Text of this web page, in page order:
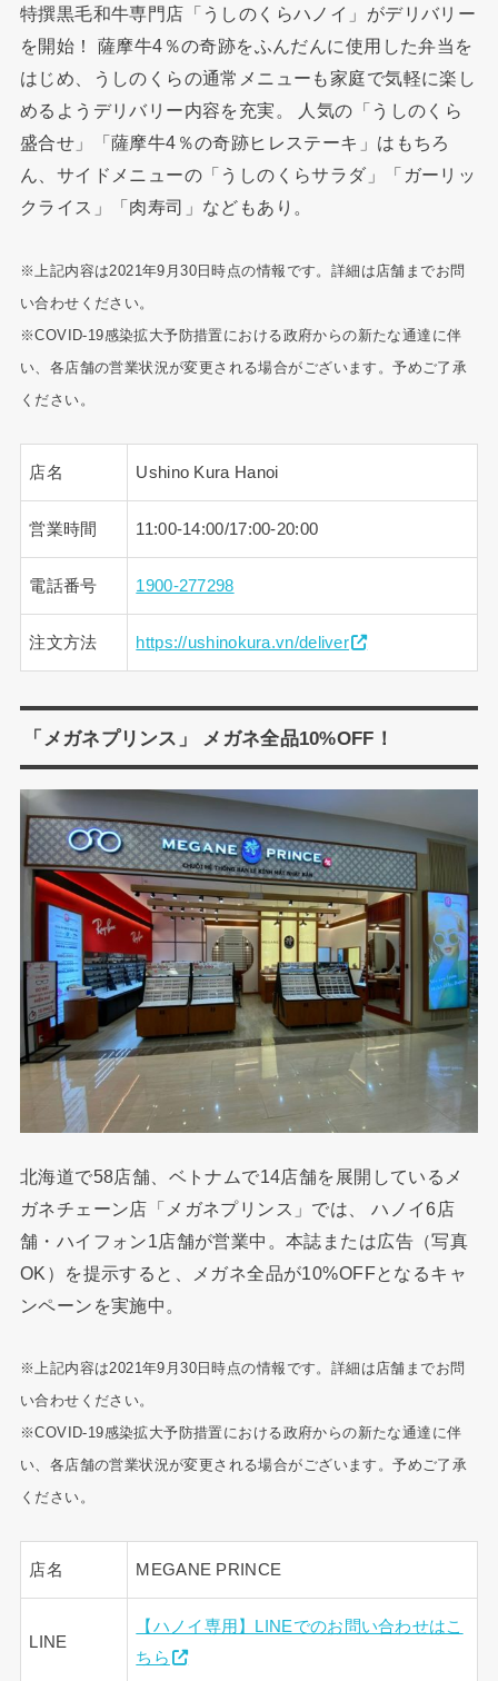
特撰黒毛和牛専門店「うしのくらハノイ」がデリバリー
を開始！ 薩摩牛4％の奇跡をふんだんに使用した弁当を
はじめ、うしのくらの通常メニューも家庭で気軽に楽し
めるようデリバリー内容を充実。 人気の「うしのくら
盛合せ」「薩摩牛4％の奇跡ヒレステーキ」はもちろ
ん、サイドメニューの「うしのくらサラダ」「ガーリッ
クライス」「肉寿司」などもあり。
※上記内容は2021年9月30日時点の情報です。詳細は店舗までお問
い合わせください。
※COVID-19感染拡大予防措置における政府からの新たな通達に伴
い、各店舗の営業状況が変更される場合がございます。予めご了承
ください。
店名 Ushino Kura Hanoi
営業時間 11:00-14:00/17:00-20:00
電話番号 1900-277298
注文方法 https://ushinokura.vn/deliver
「メガネプリンス」 メガネ全品10%OFF！
北海道で58店舗、ベトナムで14店舗を展開しているメ
ガネチェーン店「メガネプリンス」では、 ハノイ6店
舗・ハイフォン1店舗が営業中。本誌または広告（写真
OK）を提示すると、メガネ全品が10%OFFとなるキャ
ンペーンを実施中。
※上記内容は2021年9月30日時点の情報です。詳細は店舗までお問
い合わせください。
※COVID-19感染拡大予防措置における政府からの新たな通達に伴
い、各店舗の営業状況が変更される場合がございます。予めご了承
ください。
店名 MEGANE PRINCE
LINE
【ハノイ専用】LINEでのお問い合わせはこ
ちら